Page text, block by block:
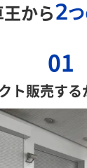
から2
01
ト販売す